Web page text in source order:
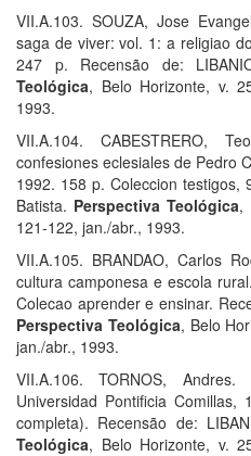
VII.A.103. SOUZA, Jose
saga de viver: vol. 1: a religiao
247 p. Recensão de:
Teológica, Belo Horizonte, v.
1993.
VII.A.104. CABESTRERO,
confesiones eclesiales de Pedro
1992. 158 p. Coleccion testigos,
Batista. Perspectiva Teológica,
121-122, jan./abr., 1993.
VII.A.105. BRANDAO, Carlos
cultura camponesa e escola
Colecao aprender e ensinar.
Perspectiva Teológica, Belo
jan./abr., 1993.
VII.A.106. TORNOS,
Universidad Pontificia
completa). Recensão de:
Teológica, Belo Horizonte, v.